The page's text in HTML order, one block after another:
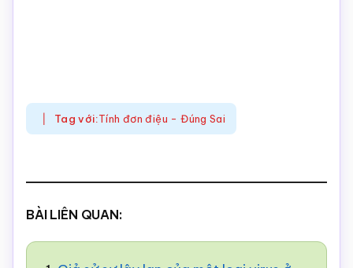
Tag với:Tính đơn điệu - Đúng Sai
BÀI LIÊN QUAN: